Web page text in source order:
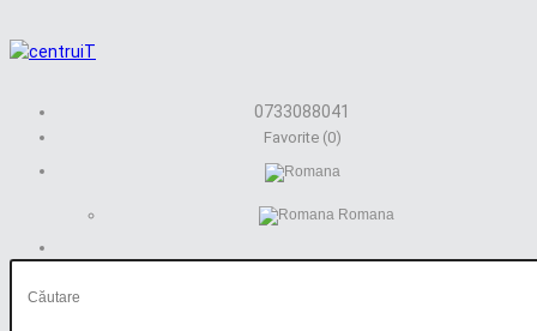
0733088041
Favorite (0)
Romana